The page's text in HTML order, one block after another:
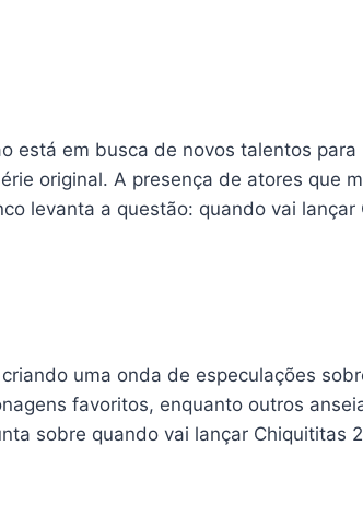
está em busca de novos talentos
original. A presença de atores que
levanta a questão: quando vai
uma onda de especulações
favoritos, enquanto outros
sobre quando vai lançar Chiquititas